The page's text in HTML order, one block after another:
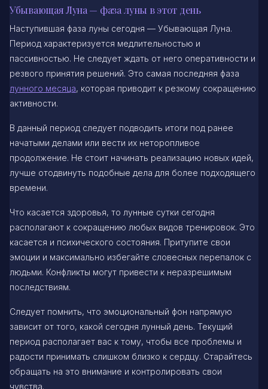
Убывающая Луна — фаза луны в этот день
Наступившая фаза луны сегодня — Убывающая Луна.
Период характеризуется медлительностью и
пассивностью. Не следует ждать от него оперативности и
резвого принятия решений. Это самая последняя фаза
лунного месяца, которая приводит к резкому сокращению
активности.
В данный период следует подводить итоги под ранее
начатыми делами или вести их неторопливое
продолжение. Не стоит начинать реализацию новых идей,
лучше отодвинуть подобные дела для более подходящего
времени.
Что касается здоровья, то лунные сутки сегодня
располагают к сокращению любых видов тренировок. Это
касается и психического состояния. Притупите свои
эмоции и максимально избегайте словесных перепалок с
людьми. Конфликты могут привести к неразрешимым
последствиям.
Следует помнить, что эмоциональный фон напрямую
зависит от того, какой сегодня лунный день. Текущий
период располагает вас к тому, чтобы все проблемы и
радости принимать слишком близко к сердцу. Старайтесь
обращать на это внимание и контролировать свои
чувства.